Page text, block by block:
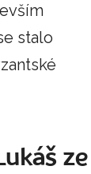
stalo
ze